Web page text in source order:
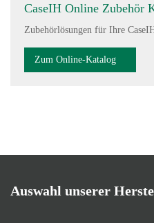
CaseIH Online Zubehör
Zubehörlösungen für Ihre
Zum Online-Katalog
Auswahl unserer